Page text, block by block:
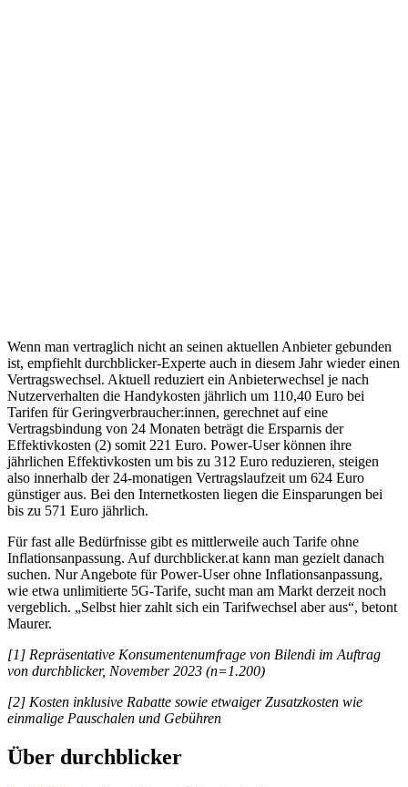
Wenn man vertraglich nicht an seinen aktuellen Anbieter gebunden
ist, empfiehlt durchblicker-Experte auch in diesem Jahr wieder einen
Vertragswechsel. Aktuell reduziert ein Anbieterwechsel je nach
Nutzerverhalten die Handykosten jährlich um 110,40 Euro bei
Tarifen für Geringverbraucher:innen, gerechnet auf eine
Vertragsbindung von 24 Monaten beträgt die Ersparnis der
Effektivkosten (2) somit 221 Euro. Power-User können ihre
jährlichen Effektivkosten um bis zu 312 Euro reduzieren, steigen
also innerhalb der 24-monatigen Vertragslaufzeit um 624 Euro
günstiger aus. Bei den Internetkosten liegen die Einsparungen bei
bis zu 571 Euro jährlich.
Für fast alle Bedürfnisse gibt es mittlerweile auch Tarife ohne
Inflationsanpassung. Auf durchblicker.at kann man gezielt danach
suchen. Nur Angebote für Power-User ohne Inflationsanpassung,
wie etwa unlimitierte 5G-Tarife, sucht man am Markt derzeit noch
vergeblich. „Selbst hier zahlt sich ein Tarifwechsel aber aus“, betont
Maurer.
[1] Repräsentative Konsumentenumfrage von Bilendi im Auftrag
von durchblicker, November 2023 (n=1.200)
[2] Kosten inklusive Rabatte sowie etwaiger Zusatzkosten wie
einmalige Pauschalen und Gebühren
Über durchblicker